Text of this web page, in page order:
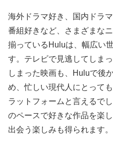
海外ドラマ好き、国内ドラ
番組好きなど、さまざまな
揃っているHuluは、幅広い
す。テレビで見逃してしま
しまった映画も、Huluで後
め、忙しい現代人にとって
ラットフォームと言えるで
のペースで好きな作品を楽
出会う楽しみも得られます。